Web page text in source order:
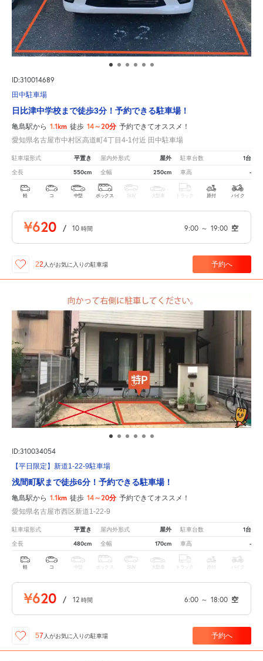
ID:310014689
田中駐車場
日比津中学校まで徒歩3分！予約できる駐車場！
亀島駅から 1.1km 徒歩 14～20分 予約できてオススメ！
愛知県名古屋市中村区高道町4丁目4-1付近 田中駐車場
駐車場形式 平置き 屋内外形式 屋外 駐車台数 1台
全長 550cm 全幅 250cm 車高 -
軽 コ 中型 ボックス SUV 大型車 トラック 原付 バイク
¥620 / 10 時間 9:00 ～ 19:00 空
22 人がお気に入りの駐車場 予約へ
ID:310034054
【平日限定】新道1-22-9駐車場
浅間町駅まで徒歩6分！予約できる駐車場！
亀島駅から 1.1km 徒歩 14～20分 予約できてオススメ！
愛知県名古屋市西区新道1-22-9
駐車場形式 平置き 屋内外形式 屋外 駐車台数 1台
全長 480cm 全幅 170cm 車高 -
軽 コ 中型 ボックス SUV 大型車 トラック 原付 バイク
¥620 / 12 時間 6:00 ～ 18:00 空
57 人がお気に入りの駐車場 予約へ